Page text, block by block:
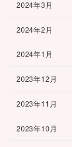
2024年3月
2024年2月
2024年1月
2023年12月
2023年11月
2023年10月